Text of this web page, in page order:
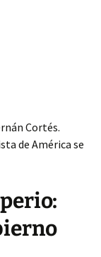
Cortés.
de América se